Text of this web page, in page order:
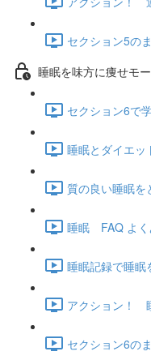
セクション5の
睡眠を味方に痩せモ
セクション6で
睡眠とダイエッ
質の良い睡眠を
睡眠 FAQ よく
睡眠記録で睡眠
アクション！
セクション6の